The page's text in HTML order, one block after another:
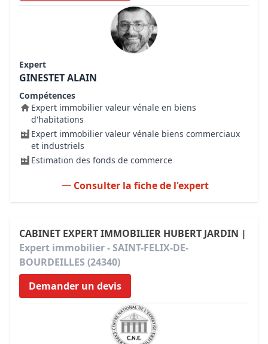
Expert
GINESTET ALAIN
Compétences
Expert immobilier valeur vénale en biens
d'habitations
Expert immobilier valeur vénale biens commerciaux
et industriels
Estimation des fonds de commerce
Consulter la fiche de l'expert
CABINET EXPERT IMMOBILIER HUBERT JARDIN |
Expert immobilier - SAINT-FELIX-DE-
BOURDEILLES (24340)
Demander un devis